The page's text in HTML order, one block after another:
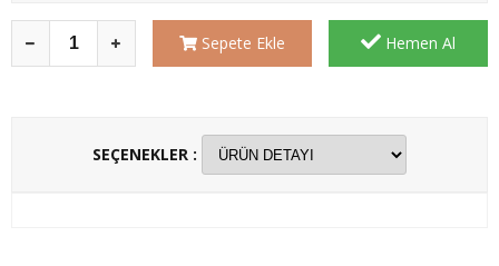
Sepete Ekle Hemen Al
SEÇENEKLER :